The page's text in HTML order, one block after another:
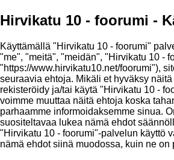
Hirvikatu 10 - foorumi -
Käyttämällä "Hirvikatu 10 - foorumi"
"me", "meitä", "meidän", "Hirvikatu 10 -
"https://www.hirvikatu10.net/foorumi"),
seuraavia ehtoja. Mikäli et hyväksy
rekisteröidy ja/tai käytä "Hirvikatu 10 -
voimme muuttaa näitä ehtoja koska
parhaamme informoidaksemme sinua.
suositeltavaa lukea nämä ehdot
"Hirvikatu 10 - foorumi"-palvelun käyttö
nämä ehdot siinä muodossa, kuin ne on